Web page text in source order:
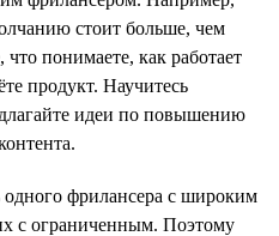
стоит больше, чем
понимаете, как работает
продукт. Научитесь
идеи по повышению
одного фрилансера с широким
с ограниченным. Поэтому